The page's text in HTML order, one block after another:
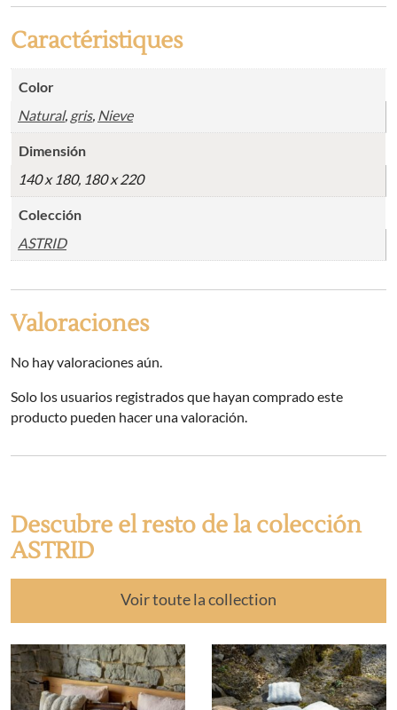
Caractéristiques
Color
Natural, gris, Nieve
Dimensión
140 x 180, 180 x 220
Colección
ASTRID
Valoraciones
No hay valoraciones aún.
Solo los usuarios registrados que hayan comprado este
producto pueden hacer una valoración.
Descubre el resto de la colección
ASTRID
Voir toute la collection